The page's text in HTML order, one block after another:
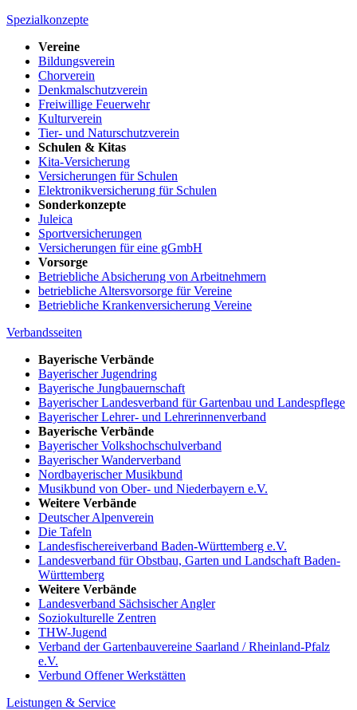
Spezialkonzepte
Vereine
Bildungsverein
Chorverein
Denkmalschutzverein
Freiwillige Feuerwehr
Kulturverein
Tier- und Naturschutzverein
Schulen & Kitas
Kita-Versicherung
Versicherungen für Schulen
Elektronikversicherung für Schulen
Sonderkonzepte
Juleica
Sportversicherungen
Versicherungen für eine gGmbH
Vorsorge
Betriebliche Absicherung von Arbeitnehmern
betriebliche Altersvorsorge für Vereine
Betriebliche Krankenversicherung Vereine
Verbandsseiten
Bayerische Verbände
Bayerischer Jugendring
Bayerische Jungbauernschaft
Bayerischer Landesverband für Gartenbau und Landespflege
Bayerischer Lehrer- und Lehrerinnenverband
Bayerische Verbände
Bayerischer Volkshochschulverband
Bayerischer Wanderverband
Nordbayerischer Musikbund
Musikbund von Ober- und Niederbayern e.V.
Weitere Verbände
Deutscher Alpenverein
Die Tafeln
Landesfischereiverband Baden-Württemberg e.V.
Landesverband für Obstbau, Garten und Landschaft Baden-
Württemberg
Weitere Verbände
Landesverband Sächsischer Angler
Soziokulturelle Zentren
THW-Jugend
Verband der Gartenbauvereine Saarland / Rheinland-Pfalz
e.V.
Verbund Offener Werkstätten
Leistungen & Service